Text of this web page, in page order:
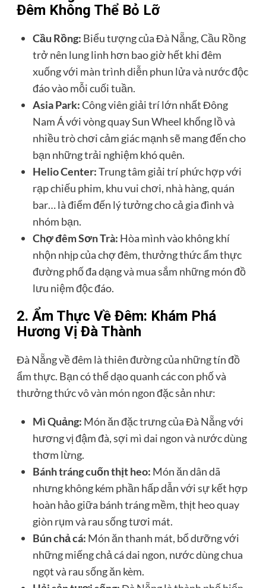
Đêm Không Thể Bỏ Lỡ
Cầu Rồng: Biểu tượng của Đà Nẵng, Cầu Rồng
trở nên lung linh hơn bao giờ hết khi đêm
xuống với màn trình diễn phun lửa và nước độc
đáo vào mỗi cuối tuần.
Asia Park:Công viên giải trí lớn nhất Đông
Nam Á với vòng quay Sun Wheel khổng lồ và
nhiều trò chơi cảm giác mạnh sẽ mang đến cho
bạn những trải nghiệm khó quên.
Helio Center:Trung tâm giải trí phức hợp với
rạp chiếu phim, khu vui chơi, nhà hàng, quán
bar… là điểm đến lý tưởng cho cả gia đình và
nhóm bạn.
Chợ đêm Sơn Trà: Hòa mình vào không khí
nhộn nhịp của chợ đêm, thưởng thức ẩm thực
đường phố đa dạng và mua sắm những món đồ
lưu niệm độc đáo.
2. Ẩm Thực Về Đêm: Khám Phá
Hương Vị Đà Thành
Đà Nẵng về đêm là thiên đường của những tín đồ
ẩm thực. Bạn có thể dạo quanh các con phố và
thưởng thức vô vàn món ngon đặc sản như:
Mì Quảng: Món ăn đặc trưng của Đà Nẵng với
hương vị đậm đà, sợi mì dai ngon và nước dùng
thơm lừng.
Bánh tráng cuốn thịt heo: Món ăn dân dã
nhưng không kém phần hấp dẫn với sự kết hợp
hoàn hảo giữa bánh tráng mềm, thịt heo quay
giòn rụm và rau sống tươi mát.
Bún chả cá: Món ăn thanh mát, bổ dưỡng với
những miếng chả cá dai ngon, nước dùng chua
ngọt và rau sống ăn kèm.